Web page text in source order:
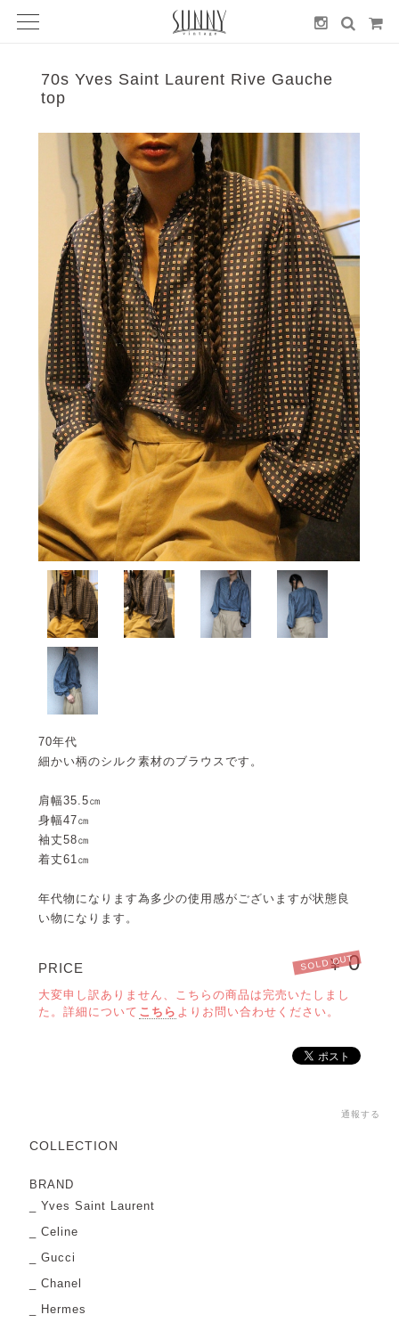
70s Yves Saint Laurent Rive Gauche
top
70年代
細かい柄のシルク素材のブラウスです。
肩幅35.5㎝
身幅47㎝
袖丈58㎝
着丈61㎝
年代物になります為多少の使用感がございますが状態良
い物になります。
PRICE ¥0
SOLD OUT
大変申し訳ありません、こちらの商品は完売いたしまし
た。詳細について こちら よりお問い合わせください。
通報する
COLLECTION
BRAND
Yves Saint Laurent
Celine
Gucci
Chanel
Hermes